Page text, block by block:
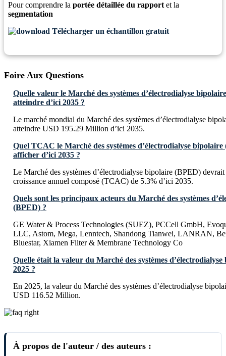
Pour comprendre la portée détaillée du rapport et la
segmentation
Télécharger un échantillon gratuit
Foire Aux Questions
Quelle valeur le Marché des systèmes d’électrodialyse
atteindre d’ici 2035 ?
Le marché mondial du Marché des systèmes d’électrodialyse
atteindre USD 195.29 Million d’ici 2035.
Quel TCAC le Marché des systèmes d’électrodialyse
afficher d’ici 2035 ?
Le Marché des systèmes d’électrodialyse bipolaire (BPED)
croissance annuel composé (TCAC) de 5.3% d’ici 2035.
Quels sont les principaux acteurs du Marché des systèmes
(BPED) ?
GE Water & Process Technologies (SUEZ), PCCell GmbH,
LLC, Astom, Mega, Lenntech, Shandong Tianwei, LANRAN,
Bluestar, Xiamen Filter & Membrane Technology Co
Quelle était la valeur du Marché des systèmes
2025 ?
En 2025, la valeur du Marché des systèmes d’électrodialyse
USD 116.52 Million.
À propos de l'auteur / des auteurs :